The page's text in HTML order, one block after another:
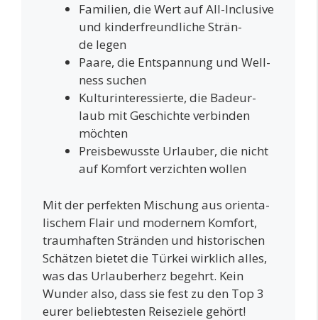
Fami­li­en, die Wert auf All-Inclu­si­ve
und kin­der­freund­li­che Strän­
de legen
Paa­re, die Ent­span­nung und Well­
ness suchen
Kul­tur­in­ter­es­sier­te, die Bade­ur­
laub mit Geschich­te ver­bin­den
möchten
Preis­be­wuss­te Urlau­ber, die nicht
auf Kom­fort ver­zich­ten wollen
Mit der per­fek­ten Mischung aus ori­en­ta­
li­schem Flair und moder­nem Kom­fort,
traum­haf­ten Strän­den und his­to­ri­schen
Schät­zen bie­tet die Tür­kei wirk­lich alles,
was das Urlau­ber­herz begehrt. Kein
Wun­der also, dass sie fest zu den Top 3
eurer belieb­tes­ten Rei­se­zie­le gehört!